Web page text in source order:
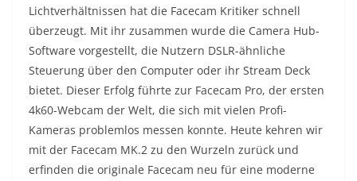
Lichtverhältnissen hat die Facecam Kritiker schnell
überzeugt. Mit ihr zusammen wurde die Camera Hub-
Software vorgestellt, die Nutzern DSLR-ähnliche
Steuerung über den Computer oder ihr Stream Deck
bietet. Dieser Erfolg führte zur Facecam Pro, der ersten
4k60-Webcam der Welt, die sich mit vielen Profi-
Kameras problemlos messen konnte. Heute kehren wir
mit der Facecam MK.2 zu den Wurzeln zurück und
erfinden die originale Facecam neu für eine moderne